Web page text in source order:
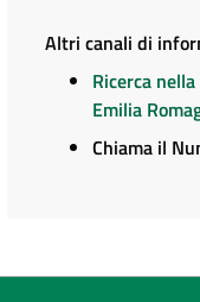
Altri canali di
Ricerca
Emilia
Chiama il